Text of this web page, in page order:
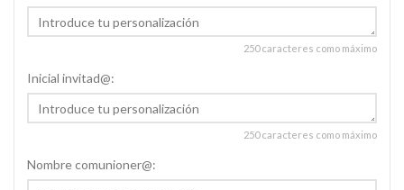
250 caracteres como máximo
Inicial invitad@:
250 caracteres como máximo
Nombre comunioner@: